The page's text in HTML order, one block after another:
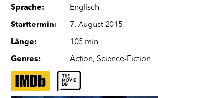
Sprache: Englisch
Starttermin: 7. August 2015
Länge: 105 min
Genres: Action, Science-Fiction